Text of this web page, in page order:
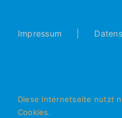
Impressum
Diese Internetseite nutzt
Cookies.